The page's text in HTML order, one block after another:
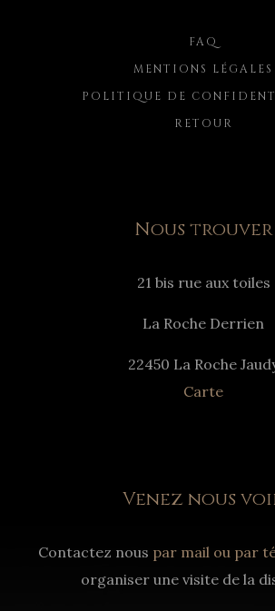
FAQ
MENTIONS LÉGALES
POLITIQUE DE
RETOUR
Nous trouver
21 bis rue aux toiles
La Roche Derrien
22450 La Roche
Carte
Venez nous
Contactez nous par mail ou par
organiser une visite de la